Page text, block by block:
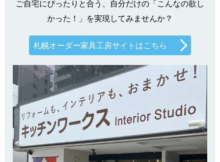
ご自宅にぴったりと合う、自分だけの「こんなの欲し
かった！」を実現してみませんか？
札幌オーダー家具工房サイトはこちら